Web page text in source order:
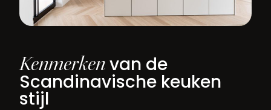
Kenmerken van de
Scandinavische keuken
stijl